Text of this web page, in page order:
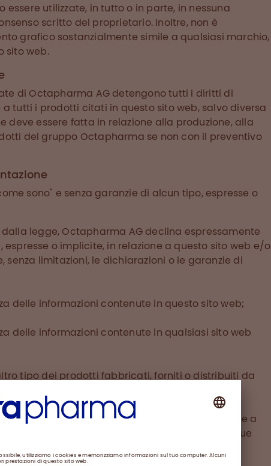
utilizzate, in tutto o in parte, in nessuna
scritto del proprietario. Inoltre, non è
grafico sostanzialmente simile a qualsiasi marchio,
sito web.
di Octapharma AG detengono tutti i diritti di
tutti i prodotti citati in questo sito web, salvo diversa
deve essere fatta in relazione alla produzione, alla
del gruppo Octapharma se non con il preventivo
sono" e senza garanzie di alcun tipo, espresse o
legge, Octapharma AG declina espressamente
o implicite, in relazione a questo sito web e/o
limitazioni, le dichiarazioni o le garanzie di
delle informazioni contenute in questo sito web;
delle informazioni contenute in qualsiasi sito web
tipo dei prodotti fabbricati, forniti o distribuiti da
specificato in questo sito web in relazione a
o distribuito da Octapharma AG o dalle sue